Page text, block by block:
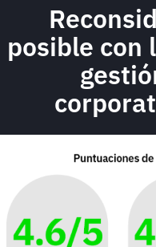
posible con